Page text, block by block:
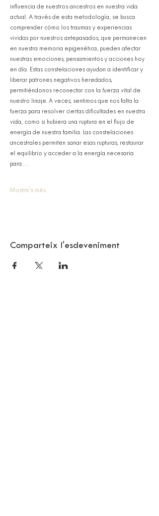
influencia de nuestros ancestros en nuestra vida
actual. A través de esta metodología, se busca
comprender cómo los traumas y experiencias
vividas por nuestros antepasados, que permanecen
en nuestra memoria epigenética, pueden afectar
nuestras emociones, pensamientos y acciones hoy
en día. Estas constelaciones ayudan a identificar y
liberar patrones negativos heredados,
permitiéndonos reconectar con la fuerza vital de
nuestro linaje. A veces, sentimos que nos falta la
fuerza para resolver ciertas dificultades en nuestra
vida, como si hubiera una ruptura en el flujo de
energía de nuestra familia. Las constelaciones
ancestrales permiten sanar esas rupturas, restaurar
el equilibrio y acceder a la energía necesaria
para…
Mostra'n més
Comparteix l'esdeveniment